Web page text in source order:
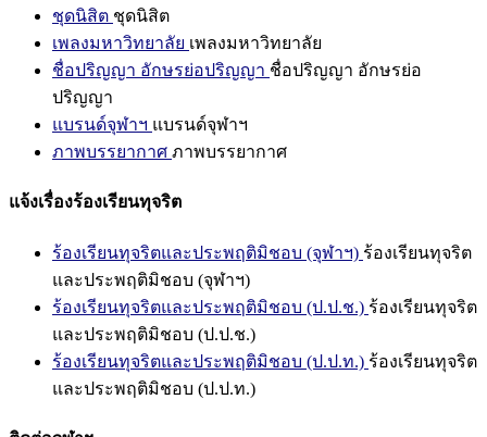
ชุดนิสิต ชุดนิสิต
เพลงมหาวิทยาลัย เพลงมหาวิทยาลัย
ชื่อปริญญา อักษรย่อปริญญา ชื่อปริญญา อักษรย่อ
ปริญญา
แบรนด์จุฬาฯ แบรนด์จุฬาฯ
ภาพบรรยากาศ ภาพบรรยากาศ
แจ้งเรื่องร้องเรียนทุจริต
ร้องเรียนทุจริตและประพฤติมิชอบ (จุฬาฯ) ร้องเรียนทุจริต
และประพฤติมิชอบ (จุฬาฯ)
ร้องเรียนทุจริตและประพฤติมิชอบ (ป.ป.ช.) ร้องเรียนทุจริต
และประพฤติมิชอบ (ป.ป.ช.)
ร้องเรียนทุจริตและประพฤติมิชอบ (ป.ป.ท.) ร้องเรียนทุจริต
และประพฤติมิชอบ (ป.ป.ท.)